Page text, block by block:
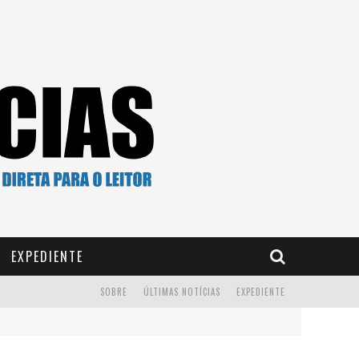
EXPEDIENTE
EXPEDIENTE
ÚLTIMAS NOTÍCIAS
SOBRE